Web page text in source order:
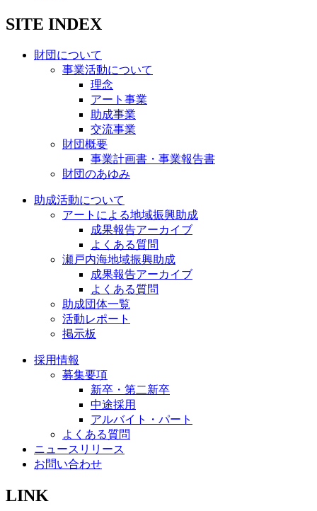
SITE INDEX
財団について
事業活動について
理念
アート事業
助成事業
交流事業
財団概要
事業計画書・事業報告書
財団のあゆみ
助成活動について
アートによる地域振興助成
成果報告アーカイブ
よくある質問
瀬戸内海地域振興助成
成果報告アーカイブ
よくある質問
助成団体一覧
活動レポート
掲示板
採用情報
募集要項
新卒・第二新卒
中途採用
アルバイト・パート
よくある質問
ニュースリリース
お問い合わせ
LINK